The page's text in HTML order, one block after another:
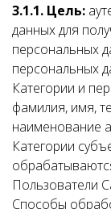
3.1.1. Цель:
данных для
персональных
персональных
Категории и
фамилия, имя,
наименование
Категории
Пользователи
Способы